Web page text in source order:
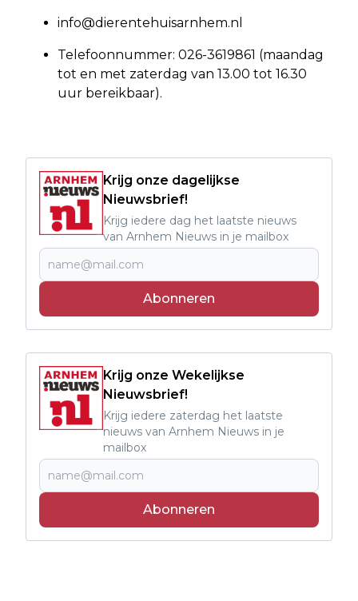
info@dierentehuisarnhem.nl
Telefoonnummer: 026-3619861 (maandag
tot en met zaterdag van 13.00 tot 16.30
uur bereikbaar).
Krijg onze dagelijkse
Nieuwsbrief!
Krijg iedere dag het laatste nieuws
van Arnhem Nieuws in je mailbox
Abonneren
Krijg onze Wekelijkse
Nieuwsbrief!
Krijg iedere zaterdag het laatste
nieuws van Arnhem Nieuws in je
mailbox
Abonneren